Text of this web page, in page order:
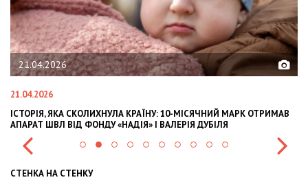
21.04.2026
21.04.2026
ІСТОРІЯ, ЯКА СКОЛИХНУЛА КРАЇНУ: 10-МІСЯЧНИЙ МАРК ОТРИМАВ
АПАРАТ ШВЛ ВІД ФОНДУ «НАДІЯ» І ВАЛЕРІЯ ДУБІЛЯ
СТЕНКА НА СТЕНКУ